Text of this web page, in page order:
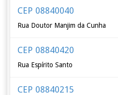
CEP 08840040
Rua Doutor Manjim da Cunha
CEP 08840420
Rua Espírito Santo
CEP 08840215